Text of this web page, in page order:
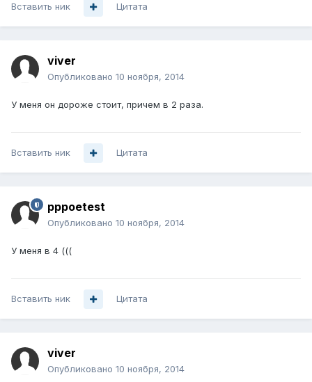
Вставить ник Цитата
viver
Опубликовано 10 ноября, 2014
У меня он дороже стоит, причем в 2 раза.
Вставить ник Цитата
pppoetest
Опубликовано 10 ноября, 2014
У меня в 4 (((
Вставить ник Цитата
viver
Опубликовано 10 ноября, 2014